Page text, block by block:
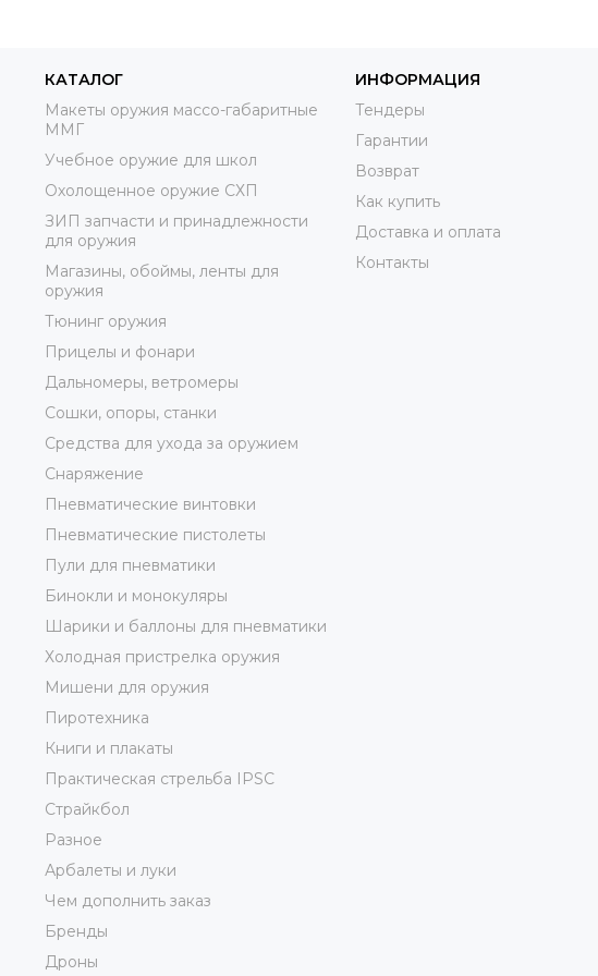
КАТАЛОГ
Макеты оружия массо-габаритные
ММГ
Учебное оружие для школ
Охолощенное оружие СХП
ЗИП запчасти и принадлежности
для оружия
Магазины, обоймы, ленты для
оружия
Тюнинг оружия
Прицелы и фонари
Дальномеры, ветромеры
Сошки, опоры, станки
Средства для ухода за оружием
Снаряжение
Пневматические винтовки
Пневматические пистолеты
Пули для пневматики
Бинокли и монокуляры
Шарики и баллоны для пневматики
Холодная пристрелка оружия
Мишени для оружия
Пиротехника
Книги и плакаты
Практическая стрельба IPSC
Страйкбол
Разное
Арбалеты и луки
Чем дополнить заказ
Бренды
Дроны
ИНФОРМАЦИЯ
Тендеры
Гарантии
Возврат
Как купить
Доставка и оплата
Контакты